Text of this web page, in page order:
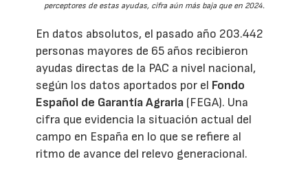
perceptores de estas ayudas, cifra aún más baja que en 2024.
En datos absolutos, el pasado año 203.442
personas mayores de 65 años recibieron
ayudas directas de la PAC a nivel nacional,
según los datos aportados por el Fondo
Español de Garantía Agraria (FEGA). Una
cifra que evidencia la situación actual del
campo en España en lo que se refiere al
ritmo de avance del relevo generacional.